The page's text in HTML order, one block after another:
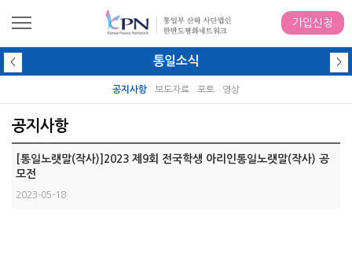
가입신청
< 통일소식 >
공지사항 보도자료 포토 영상
공지사항
[통일노랫말(작사)]2023 제9회 전국학생 아리인통일노랫말(작사) 공
모전
2023-05-18